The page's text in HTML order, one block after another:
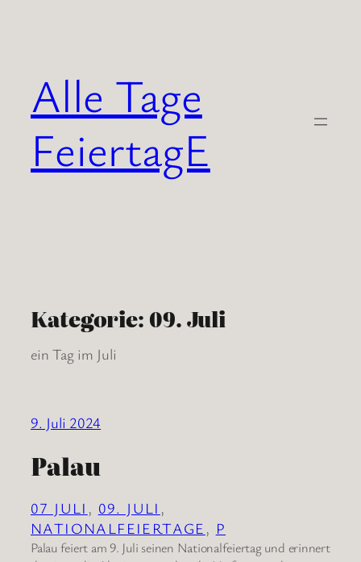
Alle Tage
FeiertagE
Kategorie: 09. Juli
ein Tag im Juli
9. Juli 2024
Palau
07 JULI , 09. JULI
NATIONALFEIERTAGE , P
Palau feiert am 9. Juli seinen Nationalfeiertag und erinnert